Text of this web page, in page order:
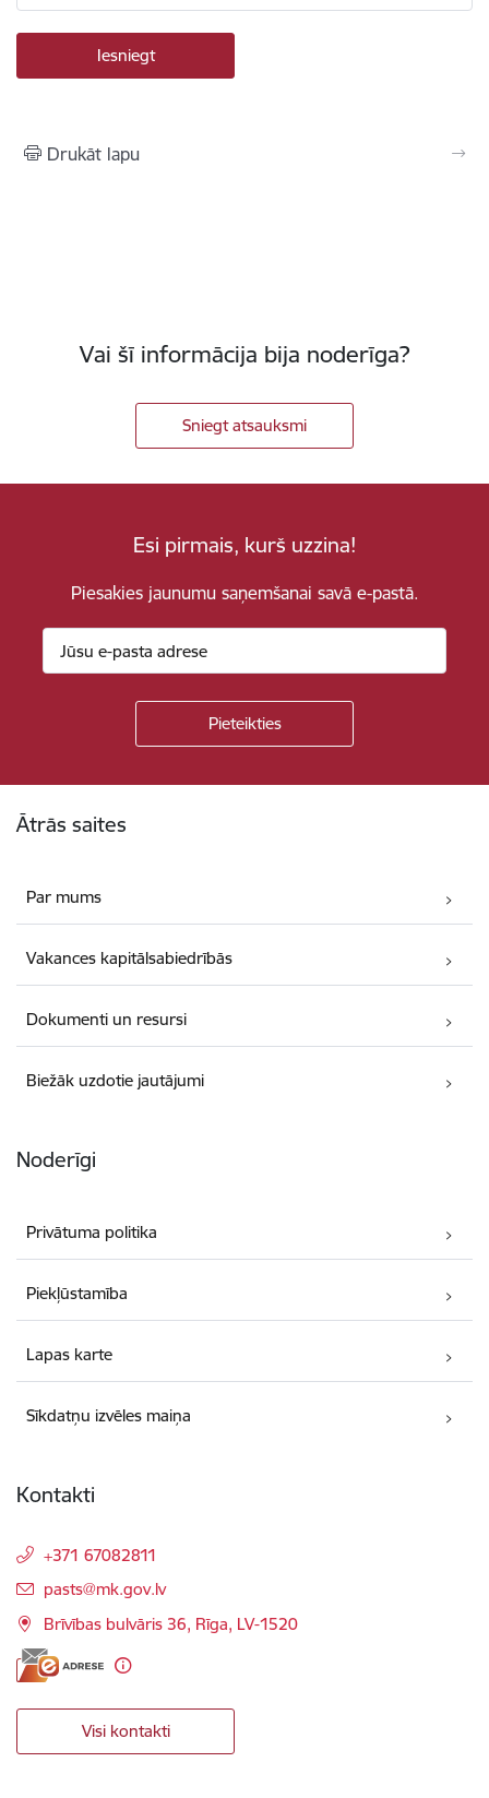
Drukāt lapu
Vai šī informācija bija noderīga?
Sniegt atsauksmi
Esi pirmais, kurš uzzina!
Piesakies jaunumu saņemšanai savā e-pastā.
Ātrās saites
Par mums
Vakances kapitālsabiedrībās
Dokumenti un resursi
Biežāk uzdotie jautājumi
Noderīgi
Privātuma politika
Piekļūstamība
Lapas karte
Sīkdatņu izvēles maiņa
Kontakti
+371 67082811
E-pasts:
pasts@mk.gov.lv
Brīvības bulvāris 36, Rīga, LV-1520
Visi kontakti